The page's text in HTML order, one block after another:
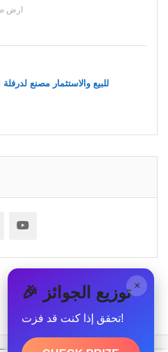
ارض
للبيع والاستثمار مصنع
× 🎉 توزيع الجوائز
تحقق إذا كنت قد فزت!